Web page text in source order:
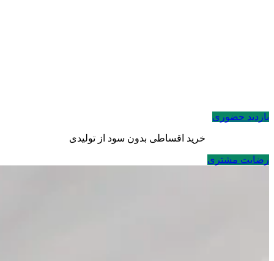
بازدید حضوری
خرید اقساطی بدون سود از تولیدی
رضایت مشتری